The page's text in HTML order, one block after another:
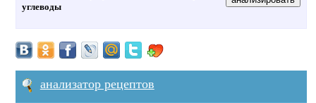
углеводы
анализатор рецептов